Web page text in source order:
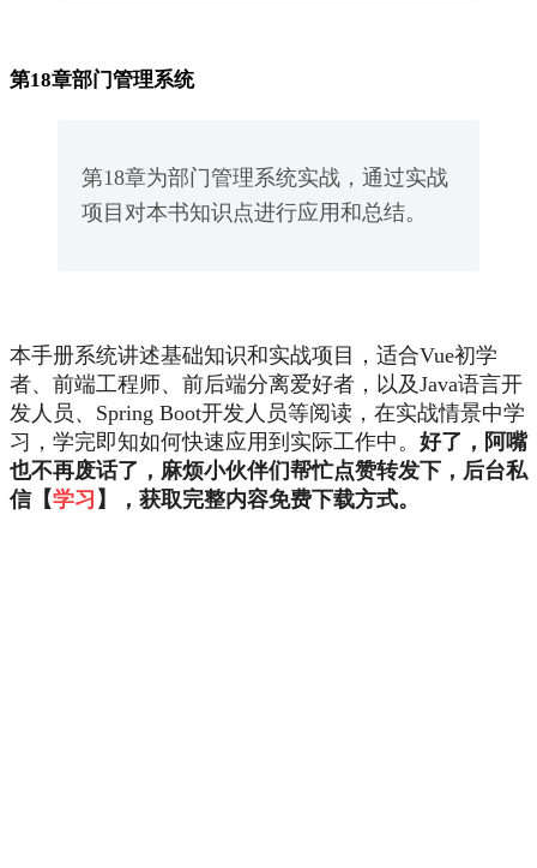
第18章部门管理系统
第18章为部门管理系统实战，通过实战
项目对本书知识点进行应用和总结。
本手册系统讲述基础知识和实战项目，适合Vue初学
者、前端工程师、前后端分离爱好者，以及Java语言开
发人员、Spring Boot开发人员等阅读，在实战情景中学
习，学完即知如何快速应用到实际工作中。 好了，阿嘴
也不再废话了，麻烦小伙伴们帮忙点赞转发下，后台私
信【学习 】，获取完整内容免费下载方式。